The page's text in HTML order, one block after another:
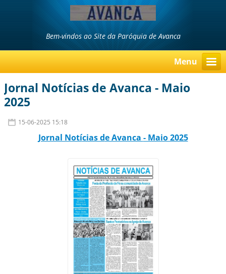
Bem-vindos ao Site da Paróquia de Avanca
Menu
Jornal Notícias de Avanca - Maio
2025
15-06-2025 15:18
Jornal Notícias de Avanca - Maio 2025